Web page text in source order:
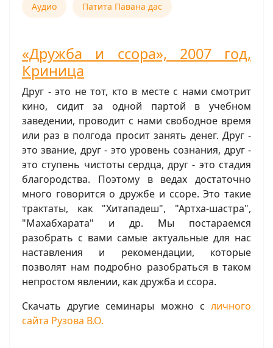
Аудио Патита Павана дас
«Дружба и ссора», 2007 год,
Криница
Друг - это не тот, кто в месте с нами смотрит
кино, сидит за одной партой в учебном
заведении, проводит с нами свободное время
или раз в полгода просит занять денег. Друг -
это звание, друг - это уровень сознания, друг -
это ступень чистоты сердца, друг - это стадия
благородства. Поэтому в ведах достаточно
много говорится о дружбе и ссоре. Это такие
трактаты, как "Хитападеш", "Артха-шастра",
"Махабхарата" и др. Мы постараемся
разобрать с вами самые актуальные для нас
наставления и рекомендации, которые
позволят нам подробно разобраться в таком
непростом явлении, как дружба и ссора.
Скачать другие семинары можно с личного
сайта Рузова В.О.